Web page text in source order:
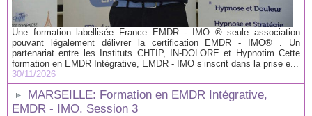
Une formation labellisée France EMDR - IMO ® seule association
pouvant légalement délivrer la certification EMDR - IMO® . Un
partenariat entre les Instituts CHTIP, IN-DOLORE et Hypnotim Cette
formation en EMDR Intégrative, EMDR - IMO s’inscrit dans la prise e...
30/11/2026
MARSEILLE: Formation en EMDR Intégrative,
EMDR - IMO. Session 3